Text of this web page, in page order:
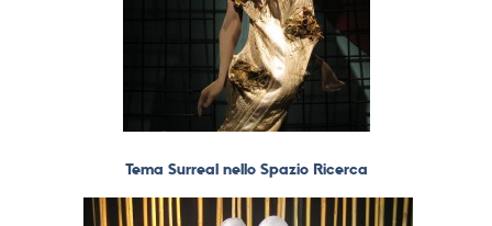
Tema Surreal nello Spazio Ricerca